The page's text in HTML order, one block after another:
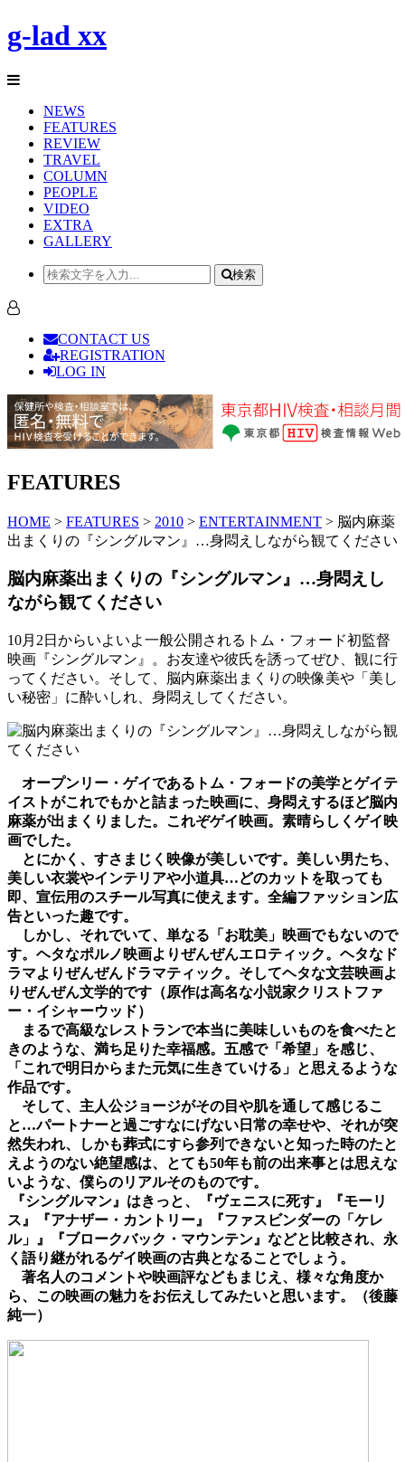
g-lad xx
NEWS
FEATURES
REVIEW
TRAVEL
COLUMN
PEOPLE
VIDEO
EXTRA
GALLERY
検索
CONTACT US
REGISTRATION
LOG IN
FEATURES
HOME > FEATURES > 2010 > ENTERTAINMENT > 脳内麻薬
出まくりの『シングルマン』…身悶えしながら観てください
脳内麻薬出まくりの『シングルマン』…身悶えし
ながら観てください
10月2日からいよいよ一般公開されるトム・フォード初監督
映画『シングルマン』。お友達や彼氏を誘ってぜひ、観に行
ってください。そして、脳内麻薬出まくりの映像美や「美し
い秘密」に酔いしれ、身悶えしてください。
オープンリー・ゲイであるトム・フォードの美学とゲイテ
イストがこれでもかと詰まった映画に、身悶えするほど脳内
麻薬が出まくりました。これぞゲイ映画。素晴らしくゲイ映
画でした。
とにかく、すさまじく映像が美しいです。美しい男たち、
美しい衣裳やインテリアや小道具…どのカットを取っても
即、宣伝用のスチール写真に使えます。全編ファッション広
告といった趣です。
しかし、それでいて、単なる「お耽美」映画でもないので
す。ヘタなポルノ映画よりぜんぜんエロティック。ヘタなド
ラマよりぜんぜんドラマティック。そしてヘタな文芸映画よ
りぜんぜん文学的です（原作は高名な小説家クリストファ
ー・イシャーウッド）
まるで高級なレストランで本当に美味しいものを食べたと
きのような、満ち足りた幸福感。五感で「希望」を感じ、
「これで明日からまた元気に生きていける」と思えるような
作品です。
そして、主人公ジョージがその目や肌を通して感じるこ
と…パートナーと過ごすなにげない日常の幸せや、それが突
然失われ、しかも葬式にすら参列できないと知った時のたと
えようのない絶望感は、とても50年も前の出来事とは思えな
いような、僕らのリアルそのものです。
『シングルマン』はきっと、『ヴェニスに死す』『モーリ
ス』『アナザー・カントリー』『ファスビンダーの「ケレ
ル」』『ブロークバック・マウンテン』などと比較され、永
く語り継がれるゲイ映画の古典となることでしょう。
著名人のコメントや映画評などもまじえ、様々な角度か
ら、この映画の魅力をお伝えしてみたいと思います。（後藤
純一）